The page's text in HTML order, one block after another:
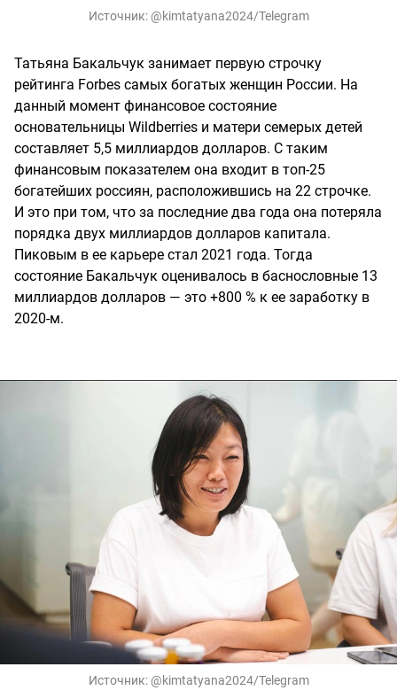
Источник: @kimtatyana2024/Telegram
Татьяна Бакальчук занимает первую строчку
рейтинга Forbes самых богатых женщин России. На
данный момент финансовое состояние
основательницы Wildberries и матери семерых детей
составляет 5,5 миллиардов долларов. С таким
финансовым показателем она входит в топ-25
богатейших россиян, расположившись на 22 строчке.
И это при том, что за последние два года она потеряла
порядка двух миллиардов долларов капитала.
Пиковым в ее карьере стал 2021 года. Тогда
состояние Бакальчук оценивалось в баснословные 13
миллиардов долларов — это +800 % к ее заработку в
2020-м.
Источник: @kimtatyana2024/Telegram